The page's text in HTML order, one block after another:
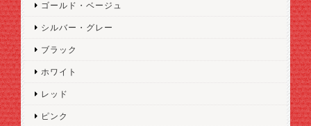
ゴールド・ベージュ
シルバー・グレー
ブラック
ホワイト
レッド
ピンク